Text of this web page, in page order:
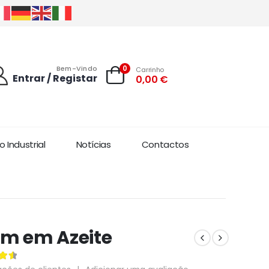
Bem-Vindo
Entrar / Registar
0 Carrinho
0,00 €
Industrial Notícias Contactos
em Azeite